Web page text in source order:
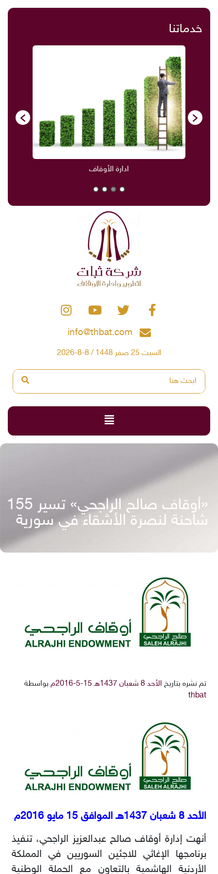
خدماتنا
ادارة الأوقاف
info@thbat.com
السبت 25 صفر 1448 / 8-8-2026
«أوقاف صالح الراجحي» تسير 155
شاحنة لنصرة الأشقاء في سورية
تم نشره بتاريخ الأحد 8 شعبان 1437هـ 15-5-2016م
بواسطة
thbat
الأحد 8 شعبان 1437هـ الموافق 15 مايو 2016م
أنهت إدارة أوقاف صالح عبدالعزيز الراجحي، تنفيذ
برنامجها الإغاثي للاجئين السوريين في المملكة
الأردنية الهاشمية بالتعاون مع الحملة الوطنية